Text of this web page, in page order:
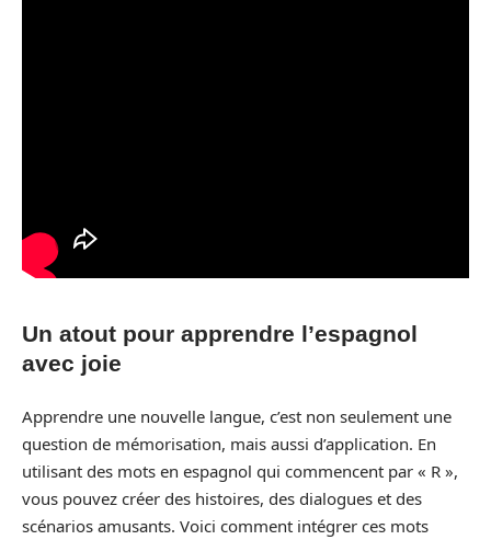
Un atout pour apprendre l’espagnol
avec joie
Apprendre une nouvelle langue, c’est non seulement une
question de mémorisation, mais aussi d’application. En
utilisant des mots en espagnol qui commencent par « R »,
vous pouvez créer des histoires, des dialogues et des
scénarios amusants. Voici comment intégrer ces mots